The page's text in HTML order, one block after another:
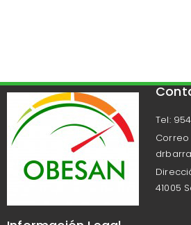
Tel:
41005